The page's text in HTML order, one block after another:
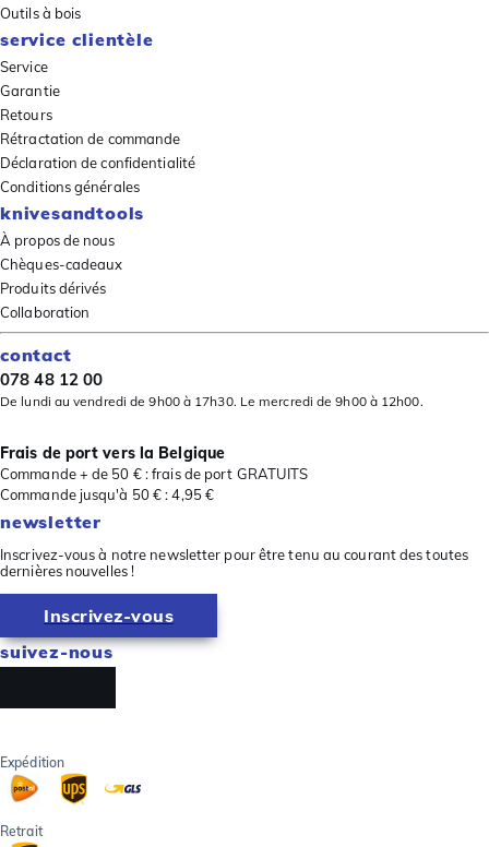
Outils à bois
service clientèle
Service
Garantie
Retours
Rétractation de commande
Déclaration de confidentialité
Conditions générales
knivesandtools
À propos de nous
Chèques-cadeaux
Produits dérivés
Collaboration
contact
078 48 12 00
De lundi au vendredi de 9h00 à 17h30. Le mercredi de 9h00 à 12h00.
Frais de port vers la Belgique
Commande + de 50 € : frais de port GRATUITS
Commande jusqu'à 50 € : 4,95 €
newsletter
Inscrivez-vous à notre newsletter pour être tenu au courant des toutes
dernières nouvelles !
Inscrivez-vous
suivez-nous
Expédition
Retrait